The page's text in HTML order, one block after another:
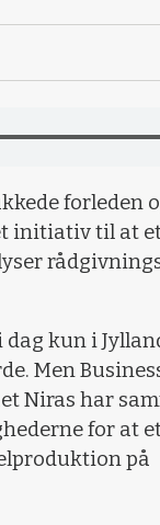
forleden
initiativ til at
kun i
Men
Niras har
for at
på